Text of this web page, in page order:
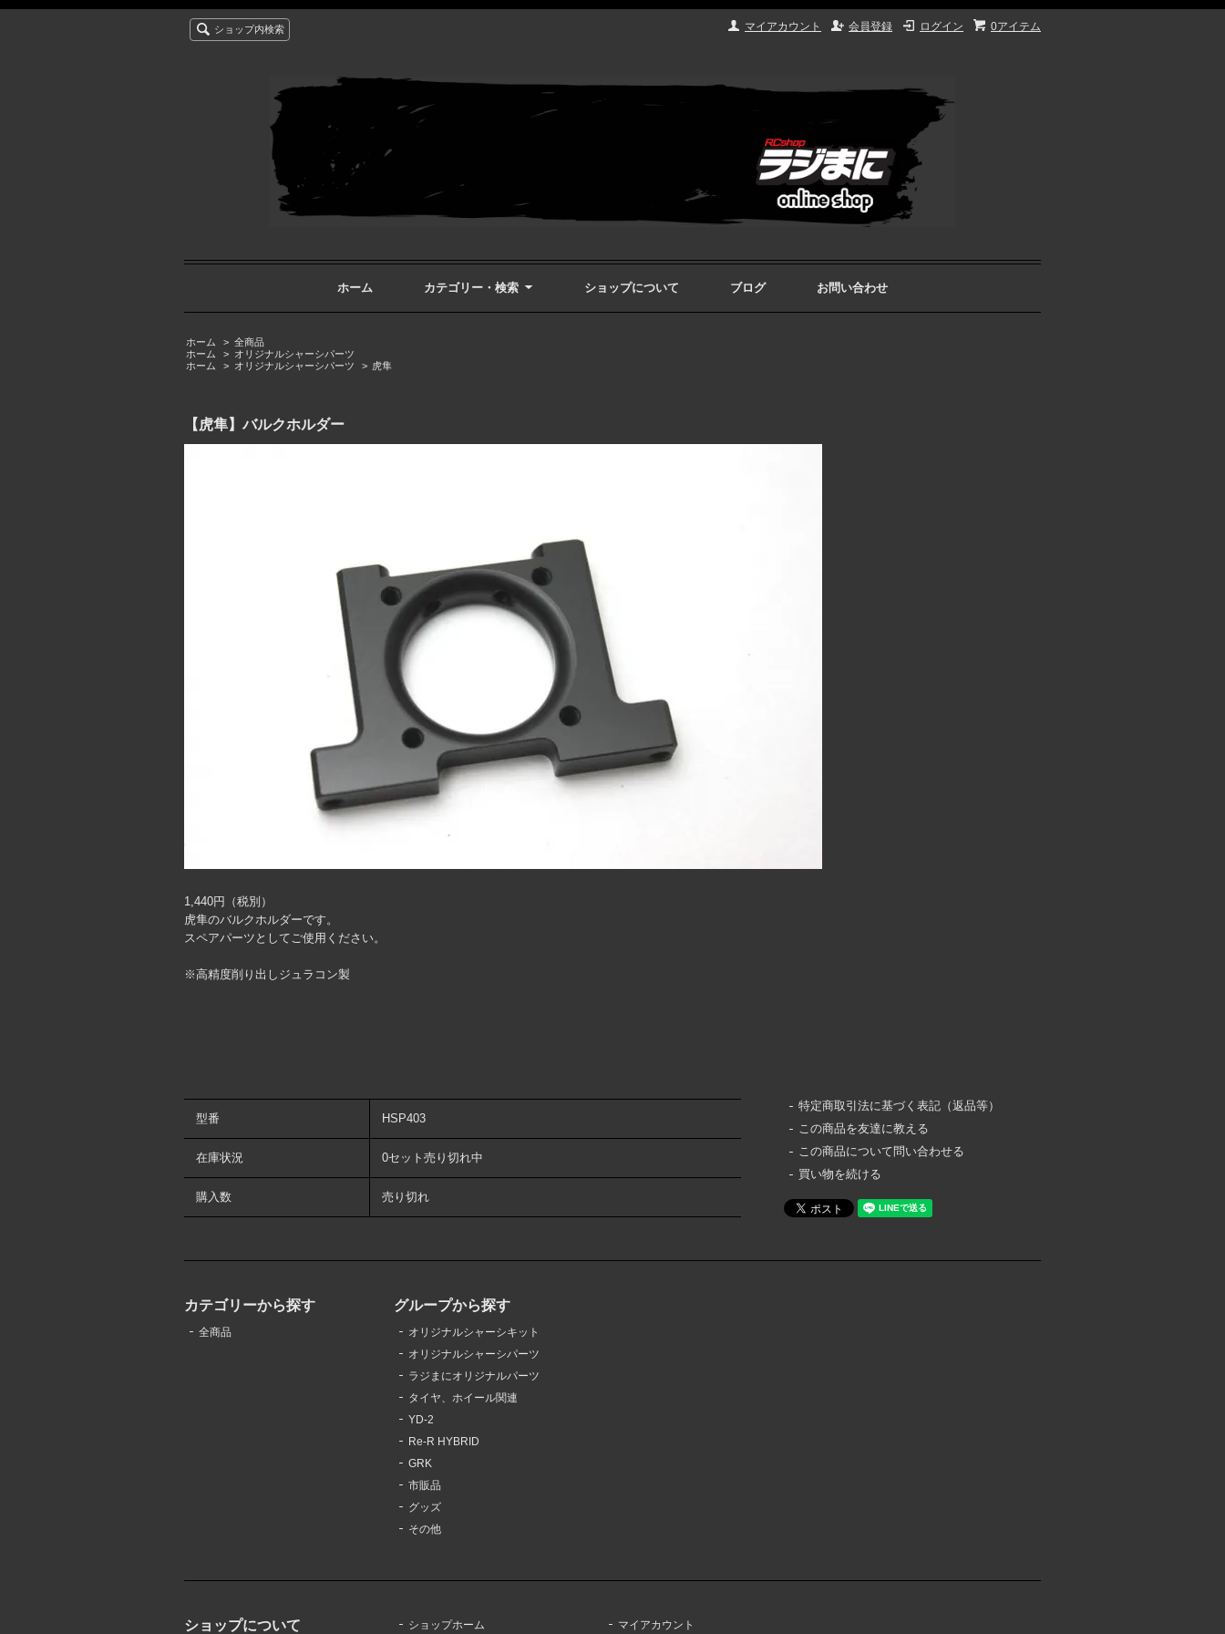
0アイテム
ログイン
会員登録
マイアカウント
ショップ内検索
ホーム カテゴリー・検索 ショップについて ブログ お問い合わせ
ホーム > 全商品
ホーム
> オリジナルシャーシパーツ
ホーム
> オリジナルシャーシパーツ > 虎隼
【虎隼】バルクホルダー
1,440円（税別）
虎隼のバルクホルダーです。
スペアパーツとしてご使用ください。
※高精度削り出しジュラコン製
型番 HSP403
在庫状況 0セット売り切れ中
購入数 売り切れ
特定商取引法に基づく表記（返品等）
この商品を友達に教える
この商品について問い合わせる
買い物を続ける
カテゴリーから探す
全商品
グループから探す
オリジナルシャーシキット
オリジナルシャーシパーツ
ラジまにオリジナルパーツ
タイヤ、ホイール関連
YD-2
Re-R HYBRID
GRK
市販品
グッズ
その他
ショップについて ショップホーム マイアカウント